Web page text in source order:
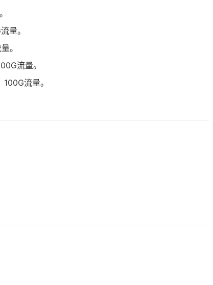
量。
。
流量。
流量。